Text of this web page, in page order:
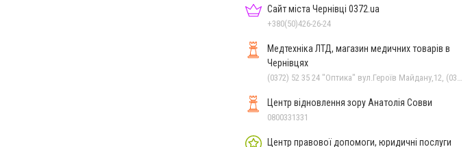
Сайт міста Чернівці 0372.ua
+380(50)426-26-24
Медтехніка ЛТД, магазин медичних товарів в
Чернівцях
Центр відновлення зору Анатолія Совви
0800331331
Центр правової допомоги, юридичні послуги